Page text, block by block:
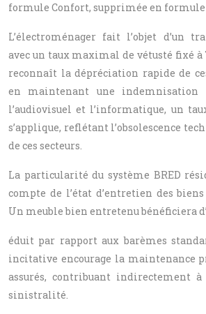
formule Confort, supprimée en
L’électroménager fait l’objet d’un
avec un taux maximal de vétusté fixé à
reconnaît la dépréciation rapide de
en maintenant une indemnisation
l’audiovisuel et l’informatique, un
s’applique, reflétant l’obsolescence
de ces secteurs.
La particularité du système BRED
compte de l’état d’entretien des
Un meuble bien entretenu bénéficiera
éduit par rapport aux barèmes
incitative encourage la maintenance
assurés, contribuant indirectement
sinistralité.